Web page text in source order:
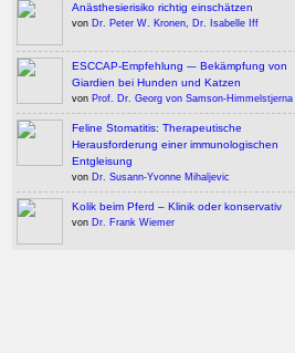
Anästhesierisiko richtig einschätzen
von Dr. Peter W. Kronen, Dr. Isabelle Iff
ESCCAP-Empfehlung -– Bekämpfung von
Giardien bei Hunden und Katzen
von Prof. Dr. Georg von Samson-Himmelstjerna
Feline Stomatitis: Therapeutische
Herausforderung einer immunologischen
Entgleisung
von Dr. Susann-Yvonne Mihaljevic
Kolik beim Pferd – Klinik oder konservativ
von Dr. Frank Wiemer